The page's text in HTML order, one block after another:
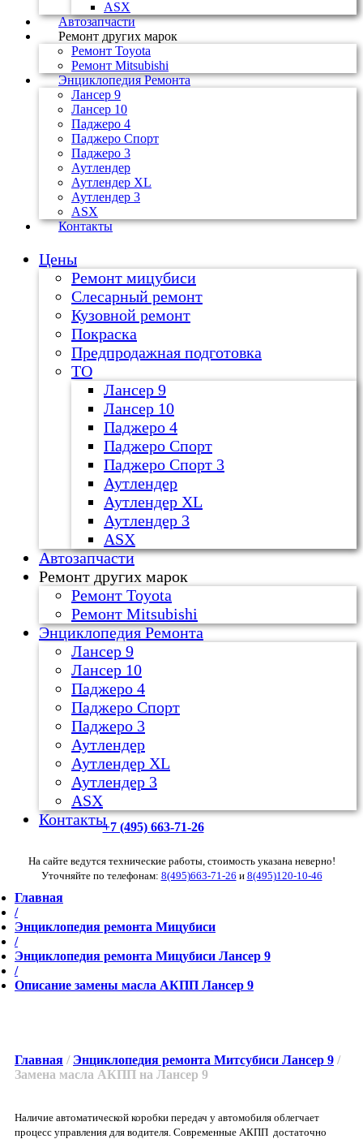
ASX
Автозапчасти
Ремонт других марок
Ремонт Toyota
Ремонт Mitsubishi
Энциклопедия Ремонта
Лансер 9
Лансер 10
Паджеро 4
Паджеро Спорт
Паджеро 3
Аутлендер
Аутлендер ХL
Аутлендер 3
ASX
Контакты
Цены
Ремонт мицубиси
Слесарный ремонт
Кузовной ремонт
Покраска
Предпродажная подготовка
ТО
Лансер 9
Лансер 10
Паджеро 4
Паджеро Спорт
Паджеро Спорт 3
Аутлендер
Аутлендер ХL
Аутлендер 3
ASX
Автозапчасти
Ремонт других марок
Ремонт Toyota
Ремонт Mitsubishi
Энциклопедия Ремонта
Лансер 9
Лансер 10
Паджеро 4
Паджеро Спорт
Паджеро 3
Аутлендер
Аутлендер ХL
Аутлендер 3
ASX
Контакты+7 (495) 663-71-26
На сайте ведутся технические работы, стоимость указана неверно!
Уточняйте по телефонам: 8(495)663-71-26 и 8(495)120-10-46
Главная
/
Энциклопедия ремонта Мицубиси
/
Энциклопедия ремонта Мицубиси Лансер 9
/
Описание замены масла АКПП Лансер 9
Главная / Энциклопедия ремонта Митсубиси Лансер 9 /
Замена масла АКПП на Лансер 9
Наличие автоматической коробки передач у автомобиля облегчает
процесс управления для водителя. Современные АКПП достаточно